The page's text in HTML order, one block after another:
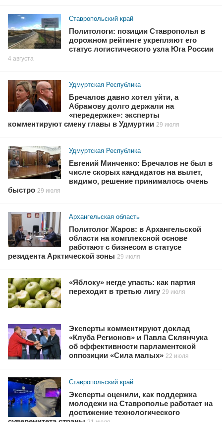
Ставропольский край
Политологи: позиции Ставрополья в
дорожном рейтинге укрепляют его
статус логистического узла Юга России
4 августа
Удмуртская Республика
Бречалов давно хотел уйти, а
Абрамову долго держали на
«передержке»: эксперты
комментируют смену главы в Удмуртии 29 июля
Удмуртская Республика
Евгений Минченко: Бречалов не был в
числе скорых кандидатов на вылет,
видимо, решение принималось очень
быстро 29 июля
Архангельская область
Политолог Жаров: в Архангельской
области на комплексной основе
работают с бизнесом в статусе
резидента Арктической зоны 29 июля
«Яблоку» негде упасть: как партия
переходит в третью лигу 29 июля
Эксперты комментируют доклад
«Клуба Регионов» и Павла Склянчука
об эффективности парламентской
оппозиции «Сила малых» 22 июля
Ставропольский край
Эксперты оценили, как поддержка
молодежи на Ставрополье работает на
достижение технологического